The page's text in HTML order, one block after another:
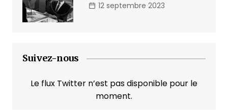
12 septembre 2023
Suivez-nous
Le flux Twitter n’est pas disponible pour le
moment.